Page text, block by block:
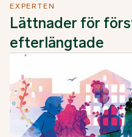
EXPERTEN
Lättnader för
efterlängtade